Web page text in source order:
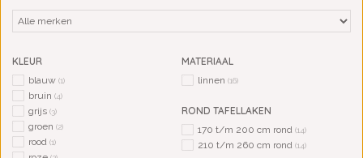
KLEUR
blauw (1)
bruin (4)
grijs (3)
groen (2)
rood (1)
MATERIAAL
linnen (16)
ROND TAFELLAKEN
170 t/m 200 cm rond (14)
210 t/m 260 cm rond (14)